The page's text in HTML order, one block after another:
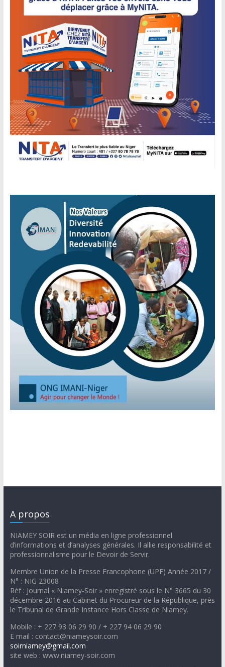
A propos
NIAMEY SOIR est un média en ligne professionnel
d’informations et d’analyses générales. Il allie responsabilité et
professionnalisme pour le Devoir de Servir.
Membre Union de la Presse Francophone (UPF) Année 2017 /
N° : NIG 23008
Réf : Journal « Niamey-Soir » enregistré sous le N° 3665 du 30
décembre 2016 au Cabinet du Procureur de la République, près
le Tribunal de Grande Instance Hors Classe de Niamey.
Mobile : + 227 93 06 29 90 / + 227 94 06 29 90
E mail : contact@niameysoir.com
soirniamey@gmail.com
site web : www.niamey-soir.com